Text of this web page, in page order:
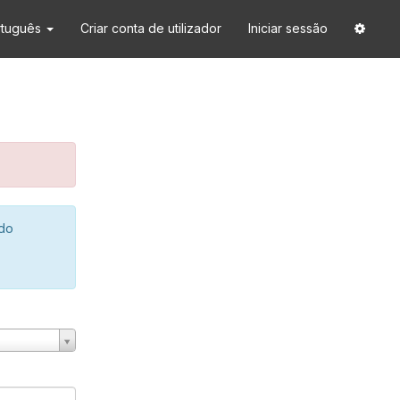
Criar conta de utilizador Iniciar sessão